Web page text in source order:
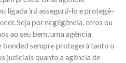
ligada irá assegurá-lo e protegê-
Seja por negligência, erros ou
ao seu bem, uma agência
bonded sempre protegerá tanto o
judiciais quanto a agência de